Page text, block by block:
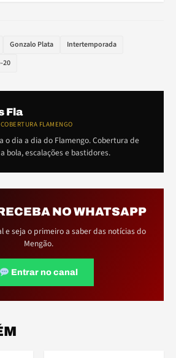
Gonzalo Plata
Intertemporada
20
Fla
FLAMENGO
o dia a dia do Flamengo. Cobertura de
bola, escalações e bastidores.
NO WHATSAPP
e seja o primeiro a saber das notícias do
Mengão.
Entrar no canal